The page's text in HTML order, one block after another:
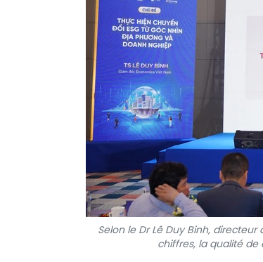
Selon le Dr Lê Duy Binh,
chiffres, la qualité